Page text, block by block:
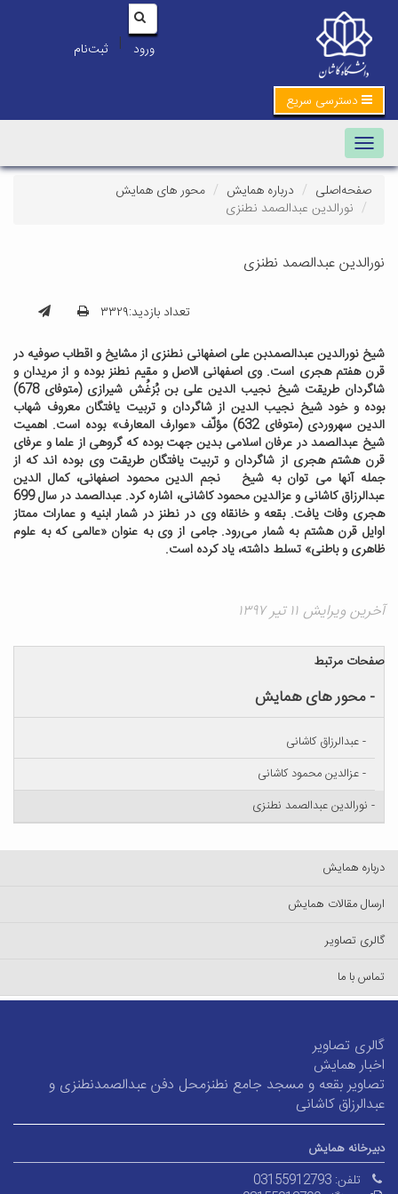
ورود | ثبت‌نام
دسترسی سریع
Toggle navigation
صفحه‌اصلی درباره همایش
محور های همایش
نورالدین عبدالصمد نطنزی
نورالدین عبدالصمد نطنزی
تعداد بازدید:۳۳۲۹
شیخ نورالدین عبدالصمدبن علی اصفهانی نطنزی از مشایخ و اقطاب صوفیه در
قرن هفتم هجری است. وی اصفهانی الاصل و مقیم نطنز بوده و از مریدان و
شاگردان طریقت شیخ نجیب الدین علی بن بُزغُش شیرازی (متوفای 678)
بوده و خود شیخ نجیب الدین از شاگردان و تربیت یافتگان معروف شهاب
الدین سهروردی (متوفای 632) مؤلّف «عوارف المعارف» بوده است. اهمیت
شیخ عبدالصمد در عرفان اسلامی بدین جهت بوده که گروهی از علما و عرفای
قرن هشتم هجری از شاگردان و تربیت یافتگان طریقت وی بوده اند که از
جمله آنها می توان به شیخ نجم الدین محمود اصفهانی، کمال الدین
عبدالرزاق کاشانی و عزالدین محمود کاشانی، اشاره کرد. عبدالصمد در سال 699
هجری وفات یافت. بقعه و خانقاه وی در نطنز در شمار ابنیه و عمارات ممتاز
اوایل قرن هشتم به شمار میرود. جامی از وی به عنوان «عالمی که به علوم
ظاهری و باطنی» تسلط داشته، یاد کرده است.
آخرین ویرایش ۱۱ تیر ۱۳۹۷
صفحات مرتبط
- محور های همایش
- عبدالرزاق کاشانی
- عزالدین محمود کاشانی
- نورالدین عبدالصمد نطنزی
درباره همایش
ارسال مقالات همایش
گالری تصاویر
تماس با ما
گالری تصاویر
اخبار همایش
تصاویر بقعه و مسجد جامع نطنزمحل دفن عبدالصمدنطنزی و
عبدالرزاق کاشانی
دبیرخانه همایش
تلفن: 03155912793